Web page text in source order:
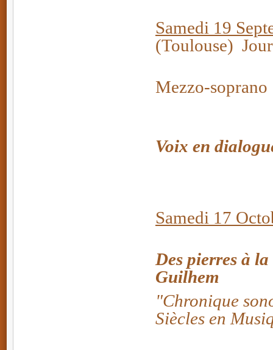
Samedi 19
(Toulouse)
Mezzo-soprano
Voix en
Samedi 17
Des pierres à
Guilhem
"Chronique
Siècles en